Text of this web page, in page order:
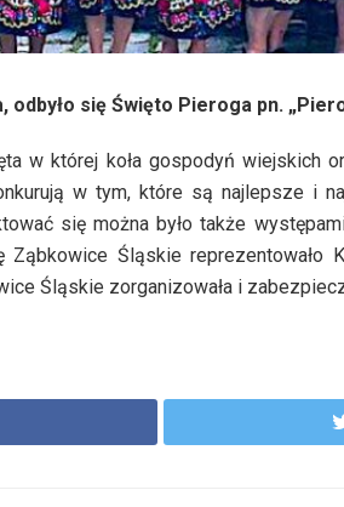
odbyło się Święto Pieroga pn.
w której koła gospodyń wiejskich
w tym, które są najlepsze i
się można było także
Ząbkowice Śląskie reprezentowało
Śląskie zorganizowała i